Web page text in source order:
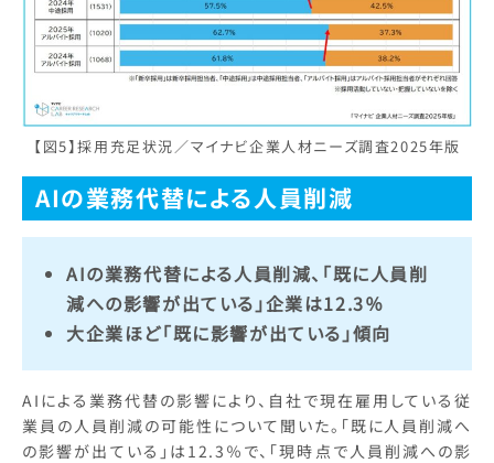
【図5】採用充足状況／マイナビ企業人材ニーズ調査2025年版
AIの業務代替による人員削減
AIの業務代替による人員削減、「既に人員削
減への影響が出ている」企業は12.3％
大企業ほど「既に影響が出ている」傾向
AIによる業務代替の影響により、自社で現在雇用している従
業員の人員削減の可能性について聞いた。「既に人員削減へ
の影響が出ている」は12.3％で、「現時点で人員削減への影